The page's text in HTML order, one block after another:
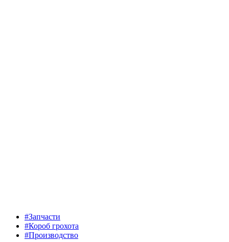
#Запчасти
#Короб грохота
#Производство